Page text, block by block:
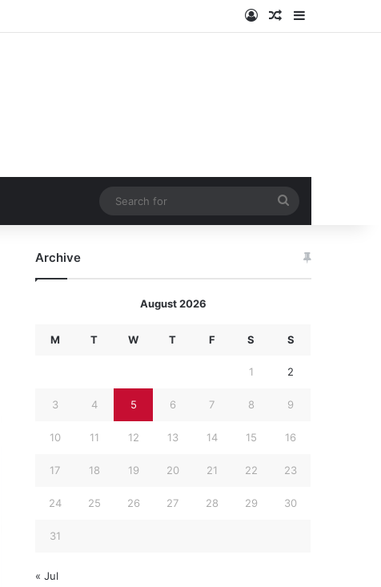
Log InRandom Article
Sidebar
for
Archive
August 2026
M T W T F S S
1 2
3 4 5 6 7 8 9
10 11 12 13 14 15 16
17 18 19 20 21 22 23
24 25 26 27 28 29 30
31
« Jul